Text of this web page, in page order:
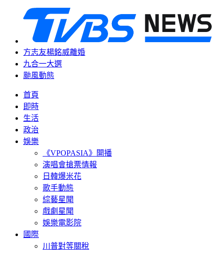
方志友楊銘威離婚
九合一大選
颱風動態
首頁
即時
生活
政治
娛樂
《VPOPASIA》開播
演唱會搶票情報
日韓爆米花
歌手動態
綜藝星聞
戲劇星聞
娛樂電影院
國際
川普對等關稅